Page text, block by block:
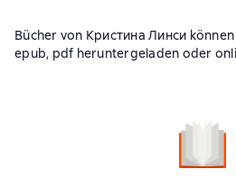
Bücher von Кристина Линси
epub, pdf heruntergeladen oder